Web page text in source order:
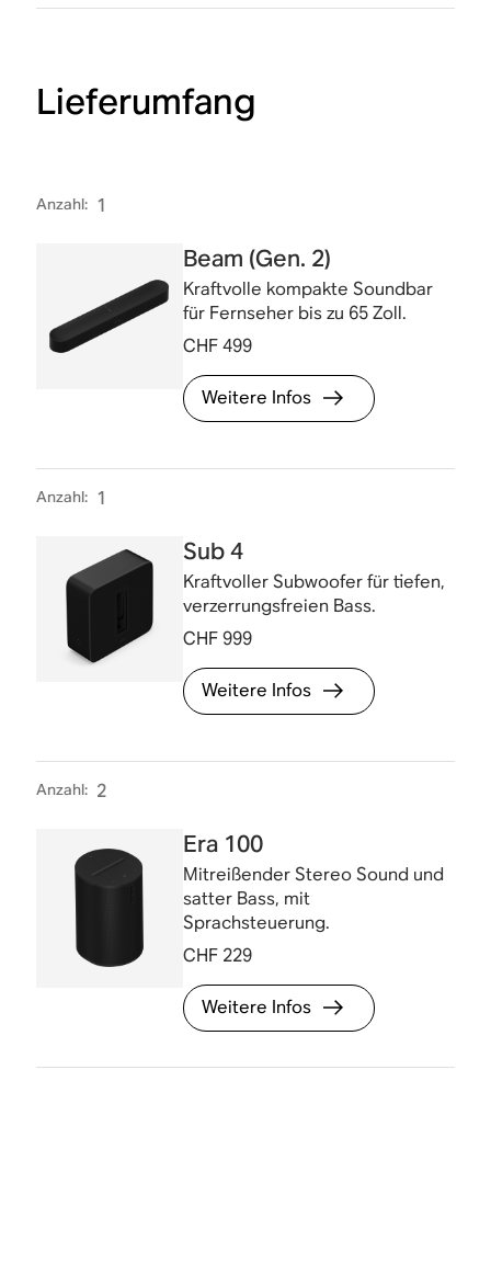
Lieferumfang
Anzahl: 1
Beam (Gen. 2)
Kraftvolle kompakte Soundbar
für Fernseher bis zu 65 Zoll.
CHF 499
Weitere Infos
Anzahl: 1
Sub 4
Kraftvoller Subwoofer für tiefen,
verzerrungsfreien Bass.
CHF 999
Weitere Infos
Anzahl: 2
Era 100
Mitreißender Stereo Sound und
satter Bass, mit
Sprachsteuerung.
CHF 229
Weitere Infos